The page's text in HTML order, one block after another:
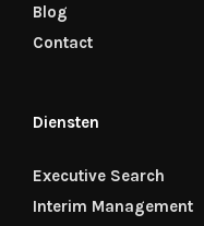
Blog
Contact
Diensten
Executive Search
Interim Management